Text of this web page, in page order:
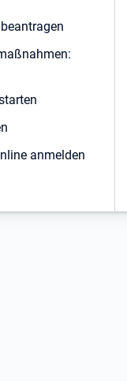
anmelden